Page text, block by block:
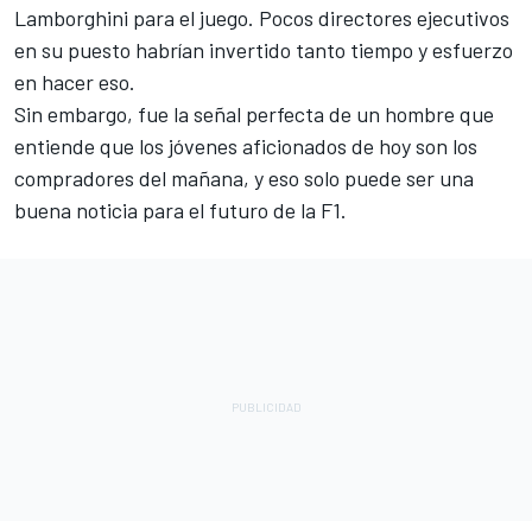
Lamborghini para el juego. Pocos directores ejecutivos
en su puesto habrían invertido tanto tiempo y esfuerzo
en hacer eso.
Sin embargo, fue la señal perfecta de un hombre que
entiende que los jóvenes aficionados de hoy son los
compradores del mañana, y eso solo puede ser una
buena noticia para el futuro de la F1.